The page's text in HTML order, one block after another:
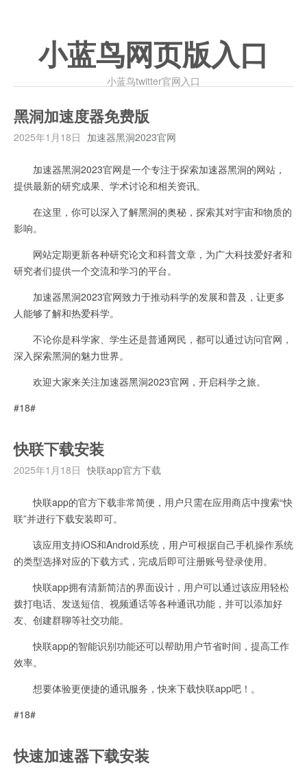
小蓝鸟网页版入口
小蓝鸟twitter官网入口
黑洞加速度器免费版
2025年1月18日 加速器黑洞2023官网
加速器黑洞2023官网是一个专注于探索加速器黑洞的网站，
提供最新的研究成果、学术讨论和相关资讯。
在这里，你可以深入了解黑洞的奥秘，探索其对宇宙和物质的
影响。
网站定期更新各种研究论文和科普文章，为广大科技爱好者和
研究者们提供一个交流和学习的平台。
加速器黑洞2023官网致力于推动科学的发展和普及，让更多
人能够了解和热爱科学。
不论你是科学家、学生还是普通网民，都可以通过访问官网，
深入探索黑洞的魅力世界。
欢迎大家来关注加速器黑洞2023官网，开启科学之旅。
#18#
快联下载安装
2025年1月18日 快联app官方下载
快联app的官方下载非常简便，用户只需在应用商店中搜索“快
联”并进行下载安装即可。
该应用支持iOS和Android系统，用户可根据自己手机操作系统
的类型选择对应的下载方式，完成后即可注册账号登录使用。
快联app拥有清新简洁的界面设计，用户可以通过该应用轻松
拨打电话、发送短信、视频通话等各种通讯功能，并可以添加好
友、创建群聊等社交功能。
快联app的智能识别功能还可以帮助用户节省时间，提高工作
效率。
想要体验更便捷的通讯服务，快来下载快联app吧！。
#18#
快速加速器下载安装